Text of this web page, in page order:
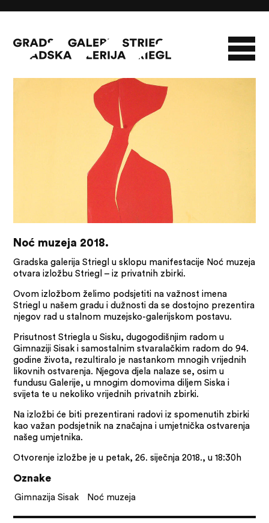
O GALERIJI
INFO
SLAVO STRIEGL
ZBIRKA STRIEGL
PUBLIKACIJE DOKUMENTI
Noć muzeja 2018.
Gradska galerija Striegl u sklopu manifestacije Noć muzeja
otvara izložbu Striegl – iz privatnih zbirki.
Ovom izložbom želimo podsjetiti na važnost imena
Striegl u našem gradu i dužnosti da se dostojno prezentira
njegov rad u stalnom muzejsko-galerijskom postavu.
Prisutnost Striegla u Sisku, dugogodišnjim radom u
Gimnaziji Sisak i samostalnim stvaralačkim radom do 94.
godine života, rezultiralo je nastankom mnogih vrijednih
likovnih ostvarenja. Njegova djela nalaze se, osim u
fundusu Galerije, u mnogim domovima diljem Siska i
svijeta te u nekoliko vrijednih privatnih zbirki.
Na izložbi će biti prezentirani radovi iz spomenutih zbirki
kao važan podsjetnik na značajna i umjetnička ostvarenja
našeg umjetnika.
Otvorenje izložbe je u petak, 26. siječnja 2018., u 18:30h
Oznake
Gimnazija Sisak Noć muzeja